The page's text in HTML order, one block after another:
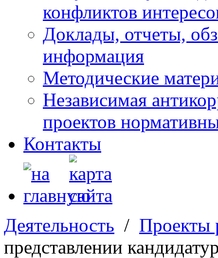
конфликтов
Доклады, отчеты,
информация
Методические
Независимая
проектов
Контакты
Деятельность /
представлении